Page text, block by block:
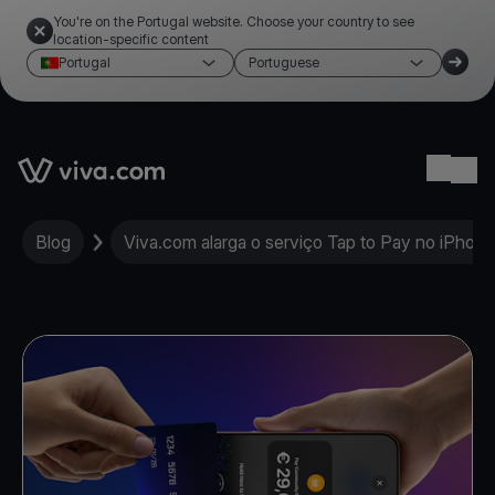
You're on the Portugal website. Choose your country to see
location-specific content
Portugal
Portuguese
Link to the homepage
Blog Viva.com alarga o serviço Tap to Pay no